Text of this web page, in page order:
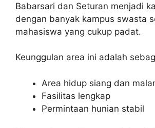
Babarsari dan Seturan menjadi
dengan banyak kampus swasta
mahasiswa yang cukup padat.
Keunggulan area ini adalah
Area hidup siang dan
Fasilitas lengkap
Permintaan hunian stabil